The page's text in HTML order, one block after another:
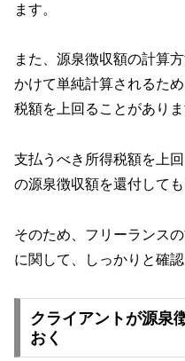
ます。
また、源泉徴収額の計算
かけて単純計算されるた
税額を上回ることがありま
支払うべき所得税額を上
の源泉徴収額を還付して
そのため、フリーランス
に関して、しっかりと確
クライアントが源泉
おく